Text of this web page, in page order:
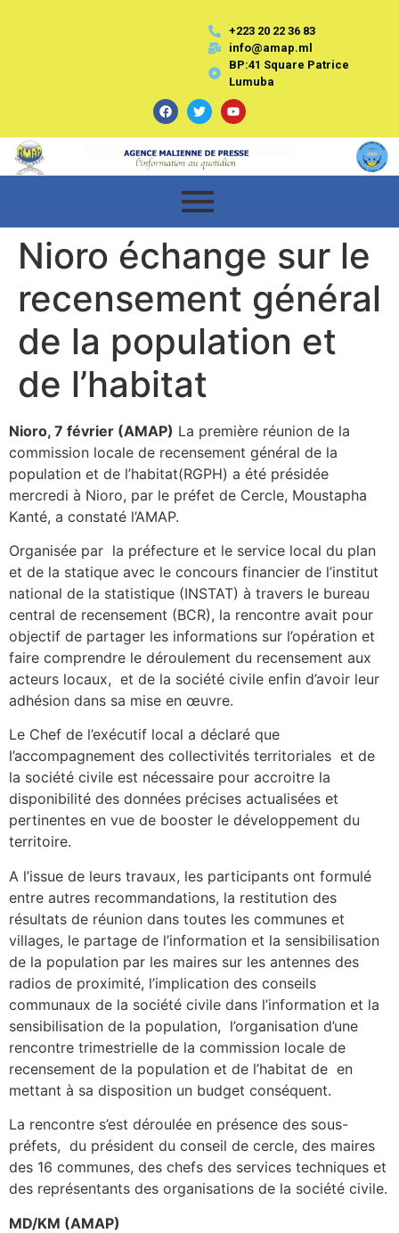
+223 20 22 36 83
info@amap.ml
BP:41 Square Patrice
Lumuba
Nioro échange sur le
recensement général
de la population et
de l’habitat
Nioro, 7 février (AMAP) La première réunion de la
commission locale de recensement général de la
population et de l’habitat(RGPH) a été présidée
mercredi à Nioro, par le préfet de Cercle, Moustapha
Kanté, a constaté l’AMAP.
Organisée par la préfecture et le service local du plan
et de la statique avec le concours financier de l’institut
national de la statistique (INSTAT) à travers le bureau
central de recensement (BCR), la rencontre avait pour
objectif de partager les informations sur l’opération et
faire comprendre le déroulement du recensement aux
acteurs locaux, et de la société civile enfin d’avoir leur
adhésion dans sa mise en œuvre.
Le Chef de l’exécutif local a déclaré que
l’accompagnement des collectivités territoriales et de
la société civile est nécessaire pour accroitre la
disponibilité des données précises actualisées et
pertinentes en vue de booster le développement du
territoire.
A l’issue de leurs travaux, les participants ont formulé
entre autres recommandations, la restitution des
résultats de réunion dans toutes les communes et
villages, le partage de l’information et la sensibilisation
de la population par les maires sur les antennes des
radios de proximité, l’implication des conseils
communaux de la société civile dans l’information et la
sensibilisation de la population, l’organisation d’une
rencontre trimestrielle de la commission locale de
recensement de la population et de l’habitat de en
mettant à sa disposition un budget conséquent.
La rencontre s’est déroulée en présence des sous-
préfets, du président du conseil de cercle, des maires
des 16 communes, des chefs des services techniques et
des représentants des organisations de la société civile.
MD/KM (AMAP)